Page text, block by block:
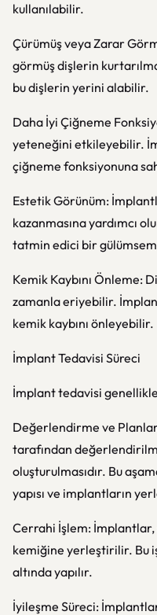
kullanılabilir.
Çürümüş veya Zarar
görmüş dişlerin
bu dişlerin yerini alabilir.
Daha İyi Çiğneme
yeteneğini etkileyebilir.
çiğneme fonksiyonuna
Estetik Görünüm:
kazanmasına yardımcı
tatmin edici bir
Kemik Kaybını Önleme:
zamanla eriyebilir.
kemik kaybını önleyebilir.
İmplant Tedavisi Süreci
İmplant tedavisi
Değerlendirme ve
tarafından
oluşturulmasıdır. Bu
yapısı ve implantların
Cerrahi İşlem:
kemiğine yerleştirilir. Bu
altında yapılır.
İyileşme Süreci: